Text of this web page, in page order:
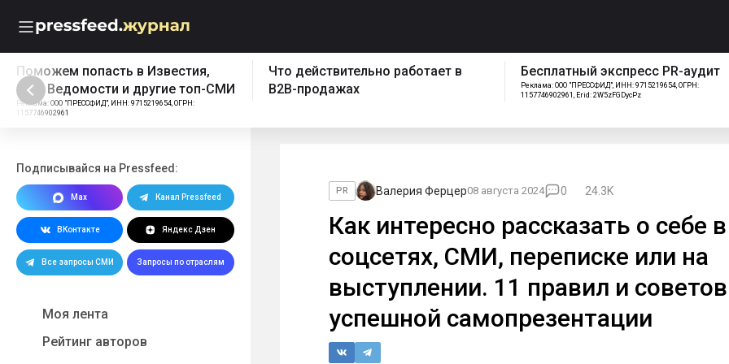
Что действительно работает в
B2B-продажах
Бесплатный экспресс PR-аудит
Реклама: ООО "ПРЕССФИД", ИНН: 9715219654, ОГРН:
1157746902961, Erid: 2W5zFGDycPz
Как работает отдел
сопровождения Pressfeed
Подписывайся на Pressfeed:
Max Канал Pressfeed
ВКонтакте Яндекс Дзен
Все запросы СМИ Запросы по отраслям
Моя лента
Рейтинг авторов
PR Валерия Ферцер08 августа 2024 0 24.3K
Как интересно рассказать о себе в
соцсетях, СМИ, переписке или на
выступлении. 11 правил и
успешной самопрезентации